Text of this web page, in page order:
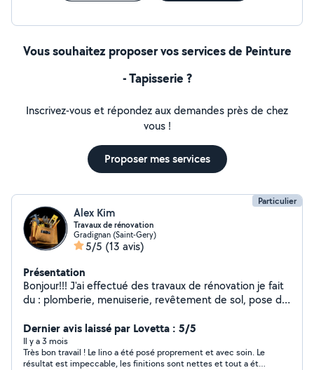
Vous souhaitez proposer vos services de Peinture
- Tapisserie ?
Inscrivez-vous et répondez aux demandes près de chez
vous !
Proposer mes services
Particulier
Alex Kim
Travaux de rénovation
Gradignan (Saint-Gery)
5/5 (13 avis)
Présentation
Bonjour!!! J'ai effectué des travaux de rénovation je fait
du : plomberie, menuiserie, revêtement de sol, pose de
électricité domestique, montage de meubles,
installation de cuisines...
Dernier avis laissé par Lovetta : 5/5
Il y a 3 mois
Très bon travail ! Le lino a été posé proprement et avec soin. Le
résultat est impeccable, les finitions sont nettes et tout a été